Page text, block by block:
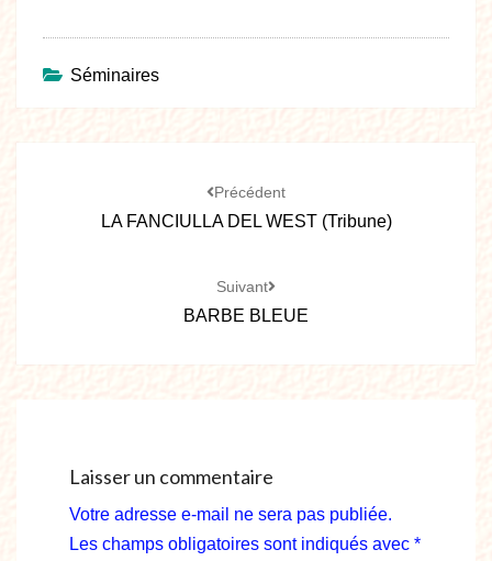
Séminaires
Précédent
LA FANCIULLA DEL WEST (tribune)
Suivant
BARBE BLEUE
Laisser un commentaire
Votre adresse e-mail ne sera pas publiée.
Les champs obligatoires sont indiqués avec *